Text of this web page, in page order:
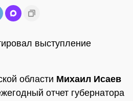
выступление
области Михаил Исаев
отчет губернатора